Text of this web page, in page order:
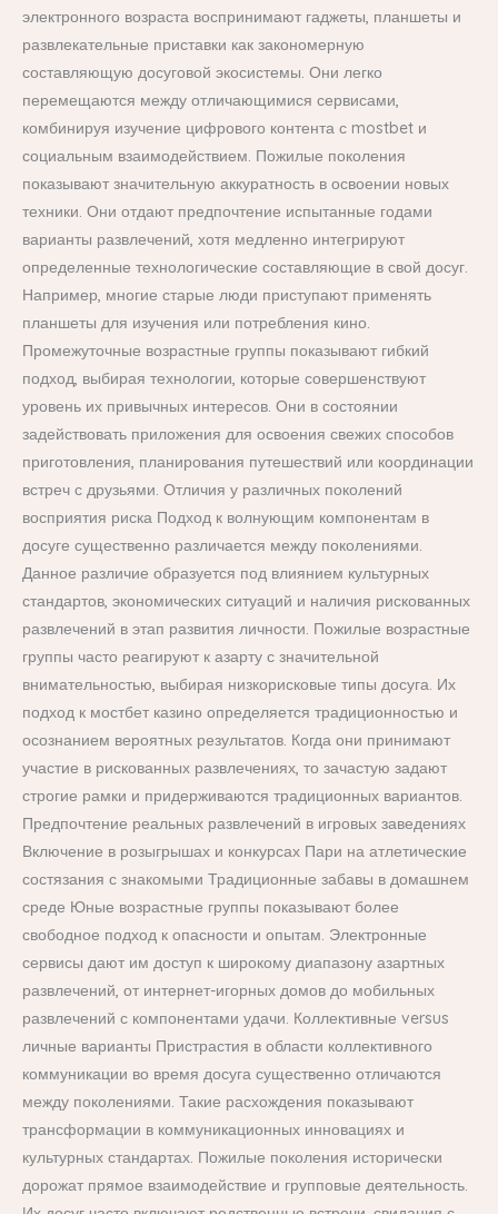
электронного возраста воспринимают гаджеты, планшеты и
развлекательные приставки как закономерную
составляющую досуговой экосистемы. Они легко
перемещаются между отличающимися сервисами,
комбинируя изучение цифрового контента с mostbet и
социальным взаимодействием. Пожилые поколения
показывают значительную аккуратность в освоении новых
техники. Они отдают предпочтение испытанные годами
варианты развлечений, хотя медленно интегрируют
определенные технологические составляющие в свой досуг.
Например, многие старые люди приступают применять
планшеты для изучения или потребления кино.
Промежуточные возрастные группы показывают гибкий
подход, выбирая технологии, которые совершенствуют
уровень их привычных интересов. Они в состоянии
задействовать приложения для освоения свежих способов
приготовления, планирования путешествий или координации
встреч с друзьями. Отличия у различных поколений
восприятия риска Подход к волнующим компонентам в
досуге существенно различается между поколениями.
Данное различие образуется под влиянием культурных
стандартов, экономических ситуаций и наличия рискованных
развлечений в этап развития личности. Пожилые возрастные
группы часто реагируют к азарту с значительной
внимательностью, выбирая низкорисковые типы досуга. Их
подход к мостбет казино определяется традиционностью и
осознанием вероятных результатов. Когда они принимают
участие в рискованных развлечениях, то зачастую задают
строгие рамки и придерживаются традиционных вариантов.
Предпочтение реальных развлечений в игровых заведениях
Включение в розыгрышах и конкурсах Пари на атлетические
состязания с знакомыми Традиционные забавы в домашнем
среде Юные возрастные группы показывают более
свободное подход к опасности и опытам. Электронные
сервисы дают им доступ к широкому диапазону азартных
развлечений, от интернет-игорных домов до мобильных
развлечений с компонентами удачи. Коллективные versus
личные варианты Пристрастия в области коллективного
коммуникации во время досуга существенно отличаются
между поколениями. Такие расхождения показывают
трансформации в коммуникационных инновациях и
культурных стандартах. Пожилые поколения исторически
дорожат прямое взаимодействие и групповые деятельность.